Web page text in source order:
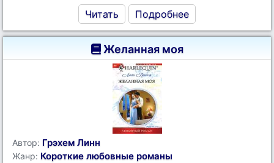
Читать Подробнее
Желанная моя
Автор: Грэхем Линн
Жанр: Короткие любовные романы